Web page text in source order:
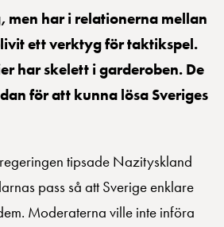
men har i relationerna mellan
ett verktyg för taktikspel.
har skelett i garderoben. De
för att kunna lösa Sveriges
tipsade Nazityskland
pass så att Sverige enklare
Moderaterna ville inte införa